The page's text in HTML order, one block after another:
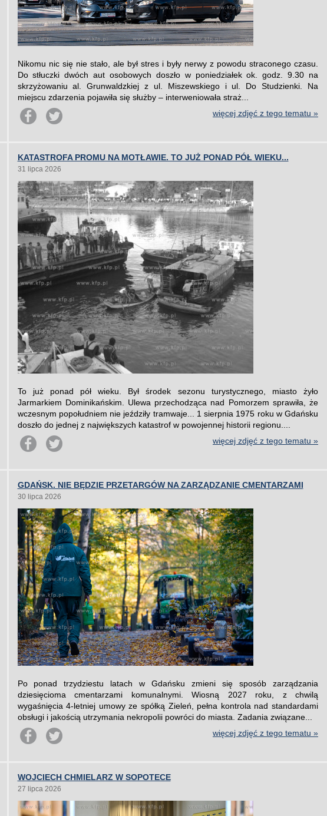
Nikomu nic się nie stało, ale był stres i były nerwy z powodu straconego czasu.
Do stłuczki dwóch aut osobowych doszło w poniedziałek ok. godz. 9.30 na
skrzyżowaniu al. Grunwaldzkiej z ul. Miszewskiego i ul. Do Studzienki. Na
miejscu zdarzenia pojawiła się służby – interweniowała straż...
więcej zdjęć z tego tematu »
KATASTROFA PROMU NA MOTŁAWIE. TO JUŻ PONAD PÓŁ WIEKU...
31 lipca 2026
To już ponad pół wieku. Był środek sezonu turystycznego, miasto żyło
Jarmarkiem Dominikańskim. Ulewa przechodząca nad Pomorzem sprawiła, że
wczesnym popołudniem nie jeździły tramwaje... 1 sierpnia 1975 roku w Gdańsku
doszło do jednej z największych katastrof w powojennej historii regionu....
więcej zdjęć z tego tematu »
GDAŃSK. NIE BĘDZIE PRZETARGÓW NA ZARZĄDZANIE CMENTARZAMI
30 lipca 2026
Po ponad trzydziestu latach w Gdańsku zmieni się sposób zarządzania
dziesięcioma cmentarzami komunalnymi. Wiosną 2027 roku, z chwilą
wygaśnięcia 4-letniej umowy ze spółką Zieleń, pełna kontrola nad standardami
obsługi i jakością utrzymania nekropolii powróci do miasta. Zadania związane...
więcej zdjęć z tego tematu »
WOJCIECH CHMIELARZ W SOPOTECE
27 lipca 2026